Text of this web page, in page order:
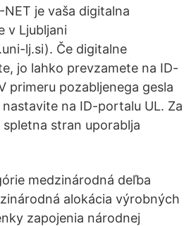
je vaša digitalna
v Ljubljani
lj.si). Če digitalne
jo lahko prevzamete na ID-
primeru pozabljenega gesla
na ID-portalu UL. Za
stran uporablja
medzinárodná deľba
alokácia výrobných
zapojenia národnej